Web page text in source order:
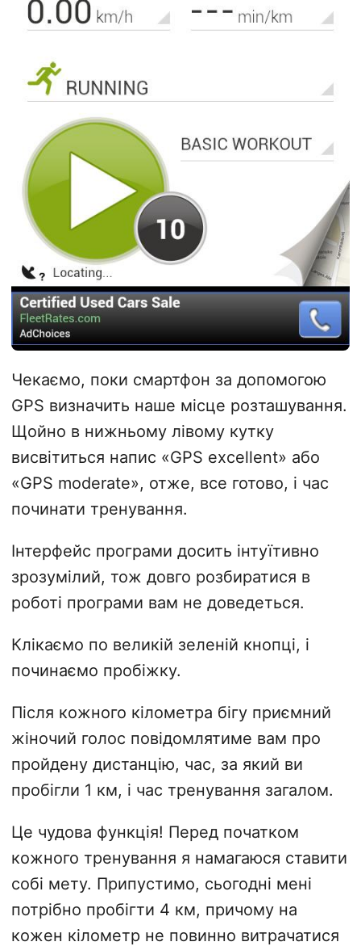
Чекаємо, поки смартфон за допомогою
GPS визначить наше місце розташування.
Щойно в нижньому лівому кутку
висвітиться напис «GPS excellent» або
«GPS moderate», отже, все готово, і час
починати тренування.
Інтерфейс програми досить інтуїтивно
зрозумілий, тож довго розбиратися в
роботі програми вам не доведеться.
Клікаємо по великій зеленій кнопці, і
починаємо пробіжку.
Після кожного кілометра бігу приємний
жіночий голос повідомлятиме вам про
пройдену дистанцію, час, за який ви
пробігли 1 км, і час тренування загалом.
Це чудова функція! Перед початком
кожного тренування я намагаюся ставити
собі мету. Припустимо, сьогодні мені
потрібно пробігти 4 км, причому на
кожен кілометр не повинно витрачатися